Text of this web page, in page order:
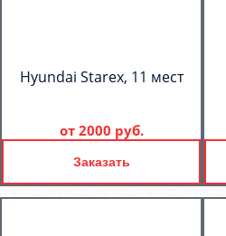
Hyundai Starex, 11 мест
от 2000 руб.
Заказать